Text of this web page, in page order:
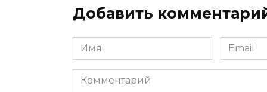
Добавить
Имя
*
Email
*
Комментарий